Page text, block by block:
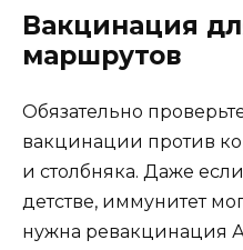
Вакцинация
маршрутов
Обязательно
вакцинации против
и столбняка. Даже
детстве, иммунитет
нужна ревакцинация